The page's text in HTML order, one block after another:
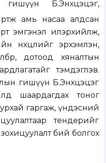
Б.Энхцэцэг,
амь насаа алдсан
эмгэнэл илэрхийлж,
нөхцөлийг эрхэмлэн,
дотоод хяналтын
тэмдэглэв.
гишүүн Б.Энхцэцэг
шаардагдах тоног
гаргаж, үндэсний
тендерийг
бий болгох